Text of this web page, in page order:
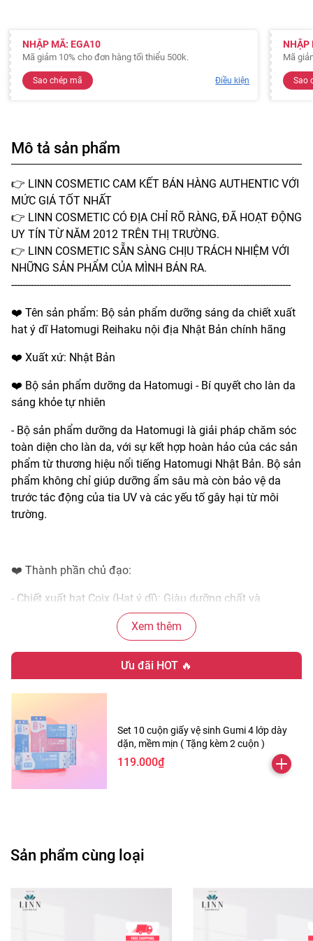
NHẬP MÃ: EGA10
Mã giảm 10% cho đơn hàng tối thiểu 500k.
Sao chép mã Điều kiện
NHẬP
Mã
Sao
Mô tả sản phẩm
👉 LINN COSMETIC CAM KẾT BÁN HÀNG AUTHENTIC VỚI
MỨC GIÁ TỐT NHẤT
👉 LINN COSMETIC CÓ ĐỊA CHỈ RÕ RÀNG, ĐÃ HOẠT ĐỘNG
UY TÍN TỪ NĂM 2012 TRÊN THỊ TRƯỜNG.
👉 LINN COSMETIC SẴN SÀNG CHỊU TRÁCH NHIỆM VỚI
NHỮNG SẢN PHẨM CỦA MÌNH BÁN RA.
----------------------------------------------------------------------------------------------------
❤️ Tên sản phẩm: Bộ sản phẩm dưỡng sáng da chiết xuất
hat ý dĩ Hatomugi Reihaku nội địa Nhật Bản chính hãng
❤️ Xuất xứ: Nhật Bản
❤️ Bộ sản phẩm dưỡng da Hatomugi - Bí quyết cho làn da
sáng khỏe tự nhiên
- Bộ sản phẩm dưỡng da Hatomugi là giải pháp chăm sóc
toàn diện cho làn da, với sự kết hợp hoàn hảo của các sản
phẩm từ thương hiệu nổi tiếng Hatomugi Nhật Bản. Bộ sản
phẩm không chỉ giúp dưỡng ẩm sâu mà còn bảo vệ da
trước tác động của tia UV và các yếu tố gây hại từ môi
trường.
❤️ Thành phần chủ đạo:
- Chiết xuất hạt Coix (Hạt ý dĩ): Giàu dưỡng chất và
vitamin, giúp dưỡng ẩm sâu, làm sáng da, đồng thời cải
thiện cấu trúc da, giúp da mịn màng và tươi trẻ hơn.
Vitamin và khoáng chất tự nhiên: Nuôi dưỡng da khỏe
mạnh từ bên trong, làm dịu da tổn thương do ánh nắng
mặt trời.
❤️ Công dụng nổi bật:
- Dưỡng ẩm tối ưu: Cung cấp độ ẩm cần thiết giúp da luôn
- Chống nắng hiệu quả: Với chỉ số SPF31 PA+++, bảo vệ
- Làm dịu da: Giúp phục hồi và làm dịu da bị cháy nắng,
Xem thêm
Ưu đãi HOT 🔥
Set 10 cuộn giấy vệ sinh Gumi 4 lớp dày
dặn, mềm mịn ( Tặng kèm 2 cuộn )
119.000₫
Sản phẩm cùng loại